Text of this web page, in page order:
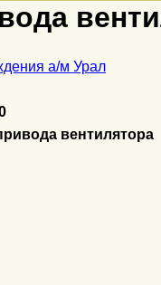
а/м Урал
вентилятора